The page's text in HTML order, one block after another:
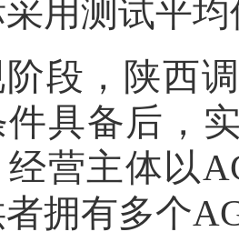
用测试平
段，陕西
具备后，
经营主体以
拥有多个